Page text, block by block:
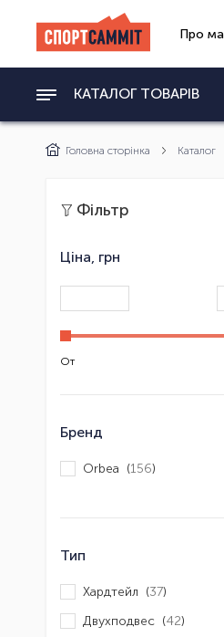
Про
КАТАЛОГ ТОВАРІВ
Головна сторінка Каталог
Фільтр
Ціна, грн
От
Бренд
Orbea (156)
Тип
Хардтейл (37)
Двухподвес (42)